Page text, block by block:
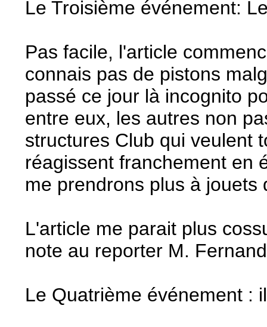
Le Troisième événement:
Pas facile, l'article
connais pas de pistons
passé ce jour là incognito
entre eux, les autres non
structures Club qui veulent
réagissent franchement en
me prendrons plus à jouets
L'article me parait plus
note au reporter M.
Le Quatrième événement :